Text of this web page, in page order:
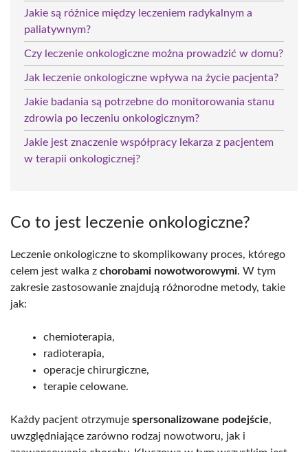
Jakie są różnice między leczeniem radykalnym a
paliatywnym?
Czy leczenie onkologiczne można prowadzić w domu?
Jak leczenie onkologiczne wpływa na życie pacjenta?
Jakie badania są potrzebne do monitorowania stanu
zdrowia po leczeniu onkologicznym?
Jakie jest znaczenie współpracy lekarza z pacjentem
w terapii onkologicznej?
Co to jest leczenie onkologiczne?
Leczenie onkologiczne to skomplikowany proces, którego
celem jest walka z chorobami nowotworowymi. W tym
zakresie zastosowanie znajdują różnorodne metody, takie
jak:
chemioterapia,
radioterapia,
operacje chirurgiczne,
terapie celowane.
Każdy pacjent otrzymuje spersonalizowane podejście,
uwzględniające zarówno rodzaj nowotworu, jak i